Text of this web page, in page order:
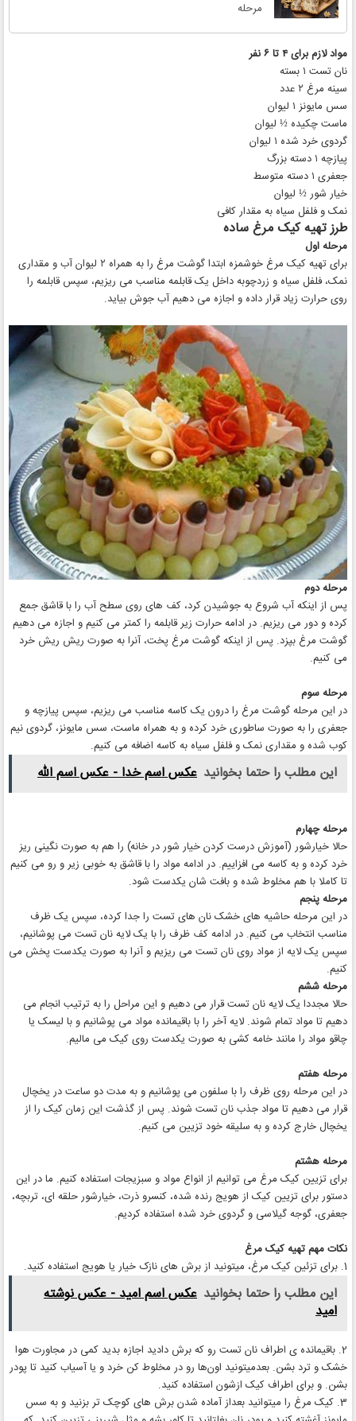
مرحله
مواد لازم برای ۴ تا ۶ نفر
نان تست ۱ بسته
سینه مرغ ۲ عدد
سس مایونز ۱ لیوان
ماست چکیده ½ لیوان
گردوی خرد شده ۱ لیوان
پیازچه ۱ دسته بزرگ
جعفری ۱ دسته متوسط
خیار شور ½ لیوان
نمک و فلفل سیاه به مقدار کافی
طرز تهیه کیک مرغ ساده
مرحله اول
برای تهیه کیک مرغ خوشمزه ابتدا گوشت مرغ را به همراه ۲ لیوان آب و مقداری
نمک، فلفل سیاه و زردچوبه داخل یک قابلمه مناسب می ریزیم، سپس قابلمه را
روی حرارت زیاد قرار داده و اجازه می دهیم آب جوش بیاید.
مرحله دوم
پس از اینکه آب شروع به جوشیدن کرد، کف های روی سطح آب را با قاشق جمع
کرده و دور می ریزیم. در ادامه حرارت زیر قابلمه را کمتر می کنیم و اجازه می دهیم
گوشت مرغ بپزد. پس از اینکه گوشت مرغ پخت، آنرا به صورت ریش ریش خرد
می کنیم.
مرحله سوم
در این مرحله گوشت مرغ را درون یک کاسه مناسب می ریزیم، سپس پیازچه و
جعفری را به صورت ساطوری خرد کرده و به همراه ماست، سس مایونز، گردوی نیم
کوب شده و مقداری نمک و فلفل سیاه به کاسه اضافه می کنیم.
این مطلب را حتما بخوانید عکس اسم خدا - عکس اسم الله
مرحله چهارم
حالا خیارشور (آموزش درست کردن خیار شور در خانه) را هم به صورت نگینی ریز
خرد کرده و به کاسه می افزاییم. در ادامه مواد را با قاشق به خوبی زیر و رو می کنیم
تا کاملا با هم مخلوط شده و بافت شان یکدست شود.
مرحله پنجم
در این مرحله حاشیه های خشک نان های تست را جدا کرده، سپس یک ظرف
مناسب انتخاب می کنیم. در ادامه کف ظرف را با یک لایه نان تست می پوشانیم،
سپس یک لایه از مواد روی نان تست می ریزیم و آنرا به صورت یکدست پخش می
کنیم.
مرحله ششم
حالا مجددا یک لایه نان تست قرار می دهیم و این مراحل را به ترتیب انجام می
دهیم تا مواد تمام شوند. لایه آخر را با باقیمانده مواد می پوشانیم و با لیسک یا
چاقو مواد را مانند خامه کشی به صورت یکدست روی کیک می مالیم.
مرحله هفتم
در این مرحله روی ظرف را با سلفون می پوشانیم و به مدت دو ساعت در یخچال
قرار می دهیم تا مواد جذب نان تست شوند. پس از گذشت این زمان کیک را از
یخچال خارج کرده و به سلیقه خود تزیین می کنیم.
مرحله هشتم
برای تزیین کیک مرغ می توانیم از انواع مواد و سبزیجات استفاده کنیم. ما در این
دستور برای تزیین کیک از هویج رنده شده، کنسرو ذرت، خیارشور حلقه ای، تربچه،
جعفری، گوجه گیلاسی و گردوی خرد شده استفاده کردیم.
نکات مهم تهیه کیک مرغ
1. برای تزئین کیک مرغ، میتونید از برش های نازک خیار یا هویج استفاده کنید.
این مطلب را حتما بخوانید عکس اسم امید - عکس نوشته
امید
2. باقیمانده ی اطراف نان تست رو که برش دادید اجازه بدید کمی در مجاورت هوا
خشک و ترد بشن. بعدمیتونید اون‌ها رو در مخلوط کن خرد و یا آسیاب کنید تا پودر
بشن. و برای اطراف کیک ازشون استفاده کنید.
3. کیک مرغ را میتوانید بعداز آماده شدن برش های کوچک تر بزنید و به سس